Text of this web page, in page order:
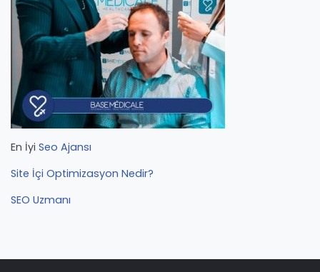
En İyi Seo Ajansı
Site İçi Optimizasyon Nedir?
SEO Uzmanı